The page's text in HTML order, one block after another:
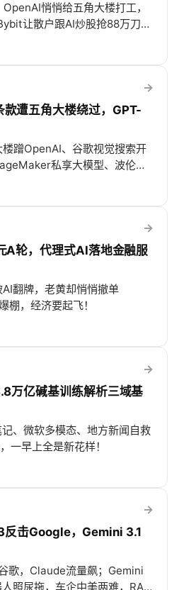
悄悄给五角大楼打工，
让散户跟AI炒股抢88万刀，
私代理也来了，全圈热闹得像
→
遭五角大楼绕过，GPT-
蹭OpenAI、谷歌视觉搜索开
私享大模型、波伦喊
抢戏！
→
A轮，代理式AI落地金融服
翻牌，老黄却悄悄撤单
棚，经济要起飞！
→
万亿碱基训练解析三域基
、微软多模态、地方新闻自救
一早上全是新花样！
→
击Google，Gemini 3.1
歌，Claude流量飙；Gemini
照尿拖，车企中美两难，RAM